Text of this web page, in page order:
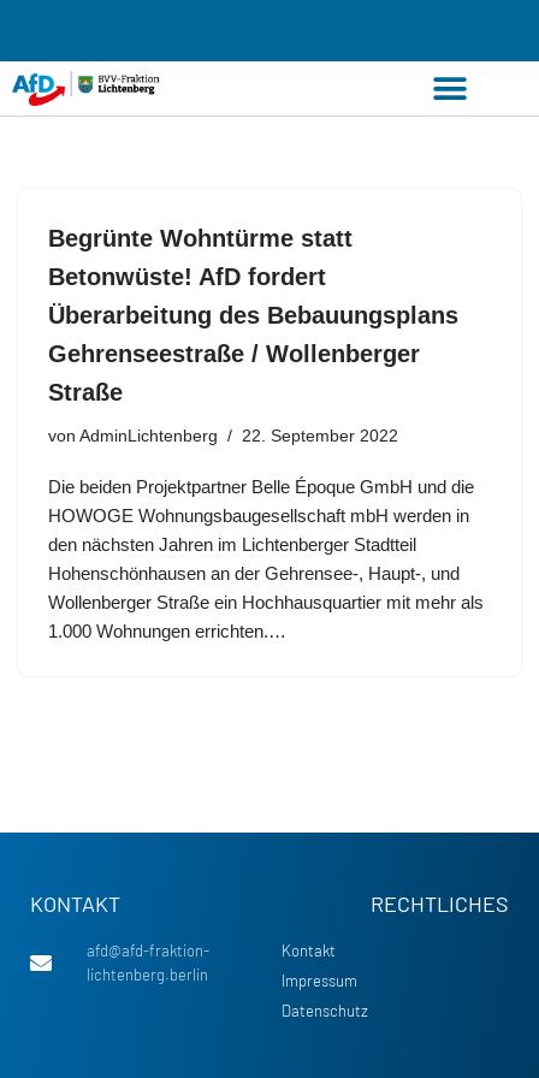
Zum
Inhalt
springen
Begrünte Wohntürme statt
Betonwüste! AfD fordert
Überarbeitung des Bebauungsplans
Gehrenseestraße / Wollenberger
Straße
von AdminLichtenberg 22. September 2022
Die beiden Projektpartner Belle Époque GmbH und die
HOWOGE Wohnungsbaugesellschaft mbH werden in
den nächsten Jahren im Lichtenberger Stadtteil
Hohenschönhausen an der Gehrensee-, Haupt-, und
Wollenberger Straße ein Hochhausquartier mit mehr als
1.000 Wohnungen errichten.…
KONTAKT
afd@afd-fraktion-
lichtenberg.berlin
RECHTLICHES
Kontakt
Impressum
Datenschutz